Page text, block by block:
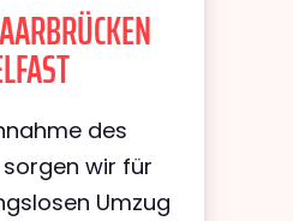
des
wir für
Umzug